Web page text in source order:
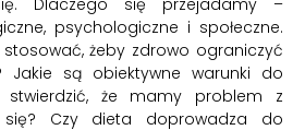
psychologiczne i społeczne.
żeby zdrowo ograniczyć
Jakie są obiektywne warunki do
stwierdzić, że mamy problem z
się? Czy dieta doprowadza do